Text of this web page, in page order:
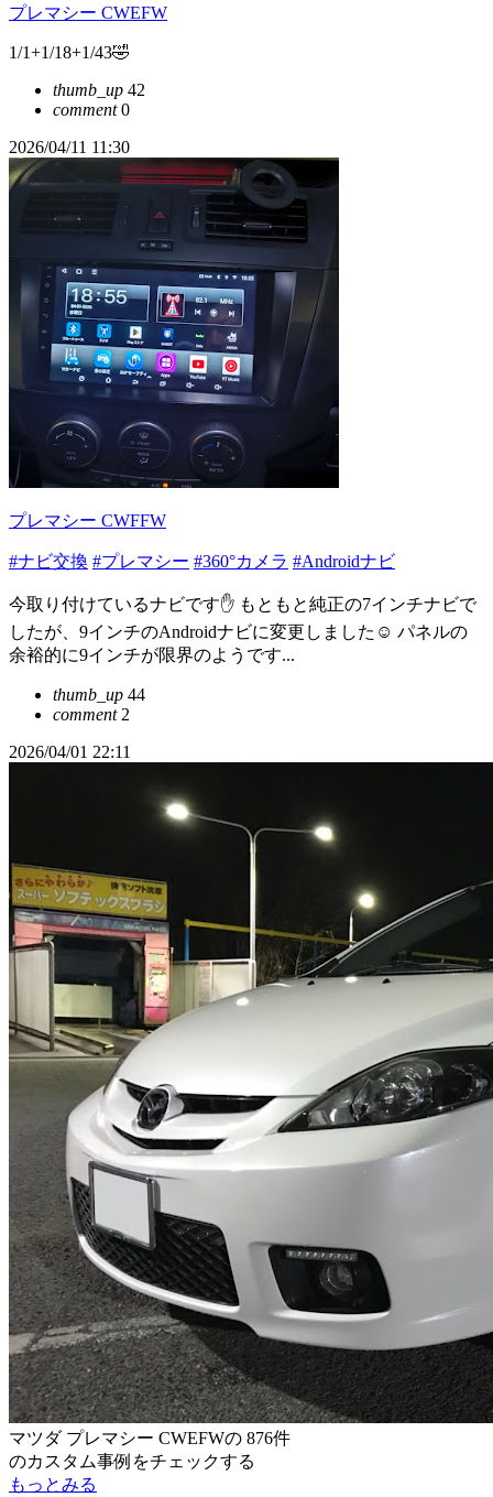
プレマシー CWEFW
1/1+1/18+1/43🤣
thumb_up 42
comment0
2026/04/11 11:30
プレマシー CWFFW
#ナビ交換 #プレマシー #360°カメラ #Androidナビ
今取り付けているナビです✋️ もともと純正の7インチナビで
したが、9インチのAndroidナビに変更しました☺️ パネルの
余裕的に9インチが限界のようです...
thumb_up 44
comment2
2026/04/01 22:11
マツダ プレマシー CWEFWの 876件
のカスタム事例をチェックする
もっとみる